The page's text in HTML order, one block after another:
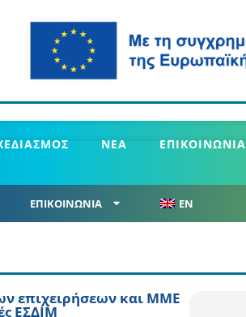
ΝΕΑ ΕΠΙΚΟΙΝΩΝΙΑ
ΕΠΙΚΟΙΝΩΝΙΑ EN
επιχειρήσεων και ΜΜΕ
ΕΣΔΙΜ